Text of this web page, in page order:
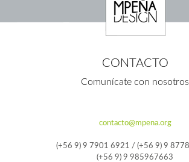
CONTACTO
Comunícate con nosotros
contacto@mpena.org
(+56 9) 9 7901 6921 / (+56 9) 9
(+56 9) 9 985967663